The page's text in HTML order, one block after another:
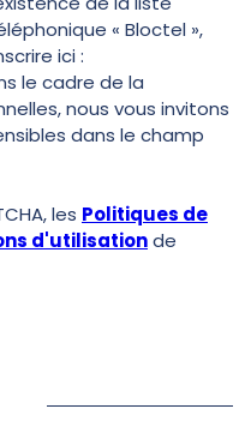
« Bloctel »,
ici :
le cadre de la
nous vous invitons
dans le champ
les Politiques de
d'utilisationde